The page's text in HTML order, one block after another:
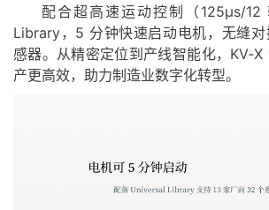
配合超高速运动控制（125µs/12
Library，5 分钟快速启动电机，无缝
感器。从精密定位到产线智能化，
产更高效，助力制造业数字化转型。